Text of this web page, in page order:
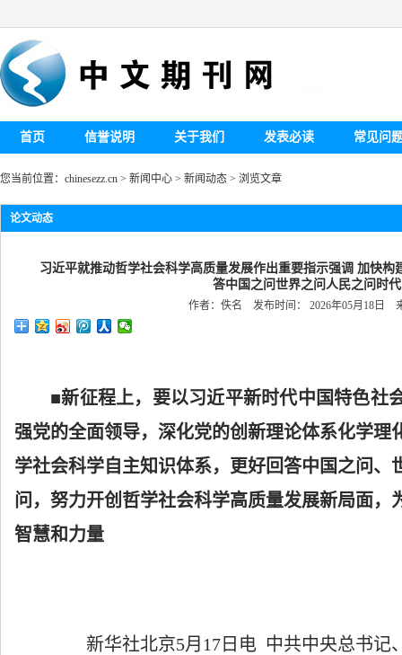
首页 信誉说明 关于我们 发表必读 常见问
您当前位置： chinesezz.cn > 新闻中心 > 新闻动态 > 浏览文章
论文动态
习近平就推动哲学社会科学高质量发展作出重要指示强调 加快
答中国之问世界之问人民之问时
作者：佚名 发布时间： 2026年05月18日
■新征程上，要以习近平新时代中国特色社
强党的全面领导，深化党的创新理论体系化学理
学社会科学自主知识体系，更好回答中国之问、
问，努力开创哲学社会科学高质量发展新局面，
智慧和力量
新华社北京5月17日电 中共中央总书记